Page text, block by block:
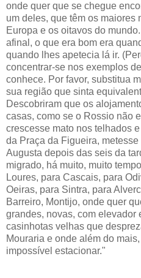
onde quer que se chegue
um deles, que têm os maiores
Europa e os oitavos do
afinal, o que era bom era
quando lhes apetecia lá ir.
concentrar-se nos exemplos
conhece. Por favor, substitua
sua região que sinta
Descobriram que os
casas, como se o Rossio não
crescesse mato nos telhados
da Praça da Figueira,
Augusta depois das seis da
migrado, há muito, muito
Loures, para Cascais, para
Oeiras, para Sintra, para
Barreiro, Montijo, onde quer
grandes, novas, com elevador
casinhotas velhas que
Mouraria e onde além do
impossível estacionar."